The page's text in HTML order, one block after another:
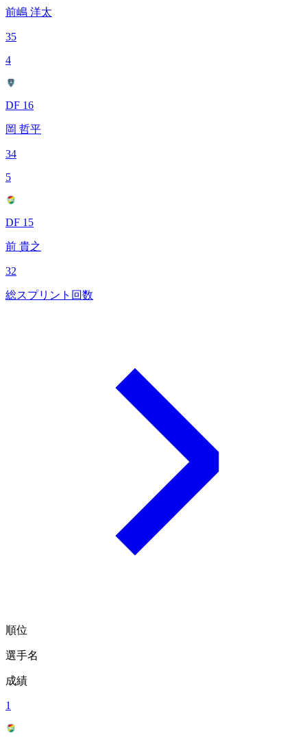
前嶋 洋太
35
4
DF 16
岡 哲平
34
5
DF 15
前 貴之
32
総スプリント回数
順位
選手名
成績
1